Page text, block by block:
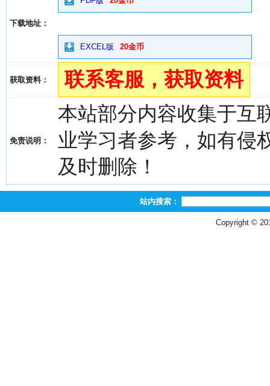
下载地址：
EXCEL版 20金币
获取资料： 联系客服，获取资料
免责说明：
本站部分内容收集于互
业学习者参考，如有侵
及时删除！
站内搜索：
Copyright ©